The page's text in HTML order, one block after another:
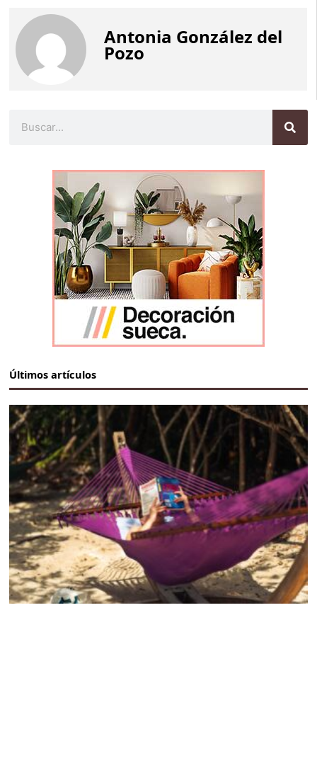
Antonia González del
Pozo
Últimos artículos